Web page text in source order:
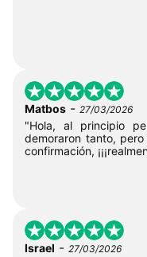
Matbos - 27/03/2026
"Hola, al principio
demoraron tanto,
confirmación,
Israel - 27/03/2026